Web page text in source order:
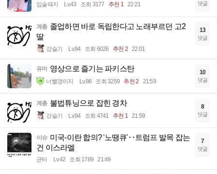
입술돼지 Lv.43 조회 3177 추천 1 22:21 댓글
계층 졸업하면 바로 독립한다고 노래부르던 고2
딸
강슬기 Lv.94 조회 6026 추천 2 22:01
13
댓글
유머 영상으로 즐기는 파키스탄
너빨갱이지 Lv.86 조회 3259 추천 2 21:59
10
댓글
계층 불법튜닝으로 잡힌 경차
강슬기 Lv.94 조회 4741 추천 1 21:59
8
댓글
이슈 미국-이란 합의? '노땡큐'‥트럼프 발목 잡는
건 이스라엘
균터 Lv.42 조회 1789 21:49
7
댓글